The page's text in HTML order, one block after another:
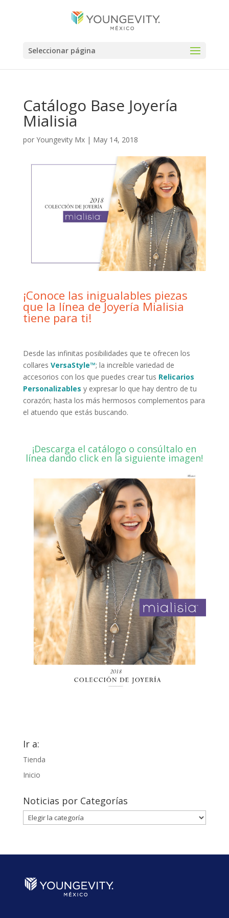
Seleccionar página
Catálogo Base Joyería
Mialisia
por Youngevity Mx| May 14, 2018
¡Conoce las inigualables piezas
que la línea de Joyería Mialisia
tiene para ti!
Desde las infinitas posibilidades que te ofrecen los
collares VersaStyle™; la increíble variedad de
accesorios con los que puedes crear tus Relicarios
Personalizables y expresar lo que hay dentro de tu
corazón; hasta los más hermosos complementos para
el atuendo que estás buscando.
¡Descarga el catálogo o consúltalo en
línea dando click en la siguiente imagen!
Ir a:
Tienda
Inicio
Noticias por Categorías
Noticias
por